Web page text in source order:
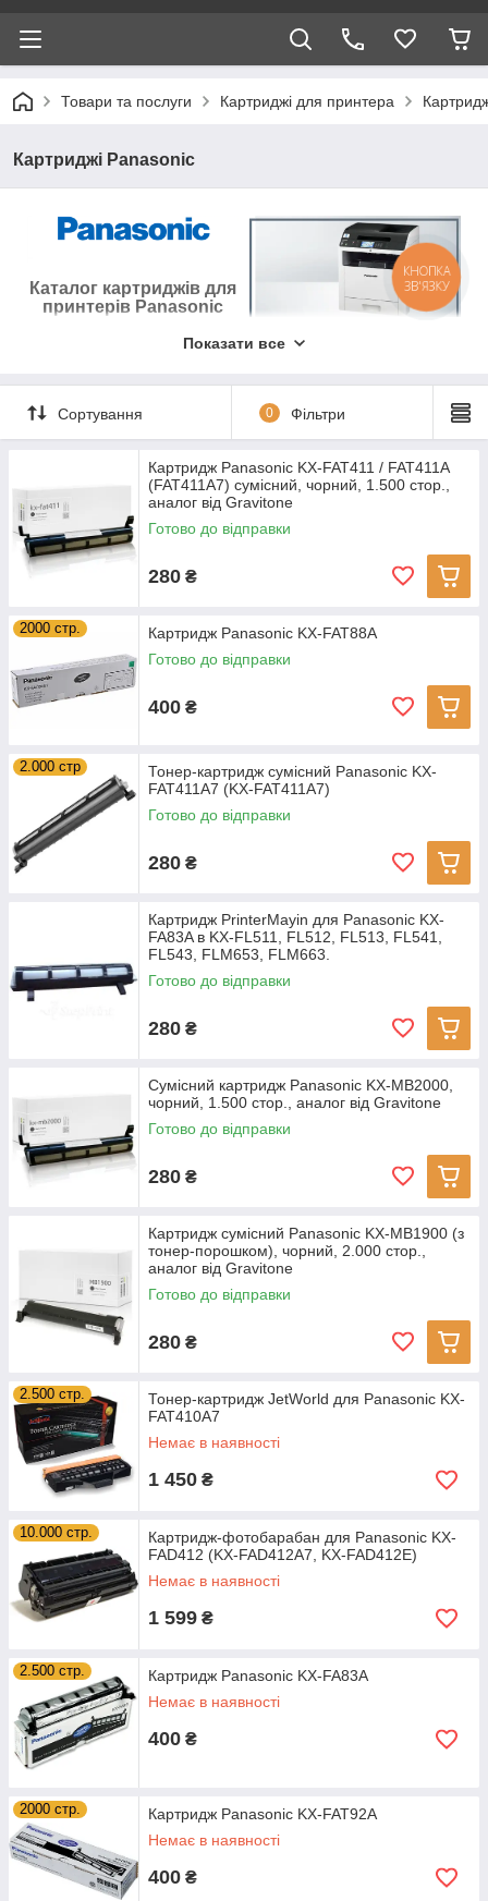
Товари та послуги Картриджі для принтера
Картриджі Panasonic
Каталог картриджів для
принтерів Panasonic
Підібрати і купити картриджПоказати все
Сортування 0 Фільтри
Картридж Panasonic KX-FAT411 / FAT411A
(FAT411A7) сумісний, чорний, 1.500 стор.,
аналог від Gravitone
Готово до відправки
280 ₴
2000 стр.
Картридж Panasonic KX-FAT88A
Готово до відправки
400 ₴
2.000 cтр
Тонер-картридж сумісний Panasonic KX-
FAT411A7 (KX-FAT411A7)
Готово до відправки
280 ₴
Картридж PrinterMayin для Panasonic KX-
FA83A в KX-FL511, FL512, FL513, FL541,
FL543, FLM653, FLM663.
Готово до відправки
280 ₴
Сумісний картридж Panasonic KX-MB2000,
чорний, 1.500 стор., аналог від Gravitone
Готово до відправки
280 ₴
Картридж сумісний Panasonic KX-MB1900 (з
тонер-порошком), чорний, 2.000 стор.,
аналог від Gravitone
Готово до відправки
280 ₴
2.500 стр.
Тонер-картридж JetWorld для Panasonic KX-
FAT410A7
Немає в наявності
1 450 ₴
10.000 стр.
Картридж-фотобарабан для Panasonic KX-
FAD412 (KX-FAD412A7, KX-FAD412E)
Немає в наявності
1 599 ₴
2.500 стр.
Картридж Panasonic KX-FA83A
Немає в наявності
400 ₴
2000 стр.
Картридж Panasonic KX-FAT92A
Немає в наявності
400 ₴
КНОПКА
ЗВ'ЯЗКУ